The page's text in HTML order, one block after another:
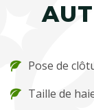
Pose de
Taille de